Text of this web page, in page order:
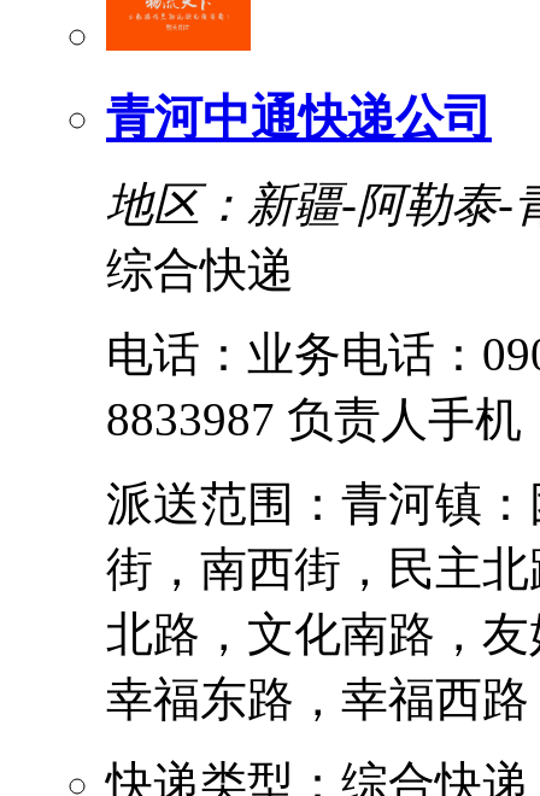
青河中通快递公司
地区：新疆-阿勒泰-
综合快递
电话：业务电话：
8833987 负责人手机
派送范围：青河镇
街，南西街，民主
北路，文化南路，
幸福东路，幸福西
快递类型：综合快递